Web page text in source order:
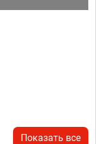
Показать все